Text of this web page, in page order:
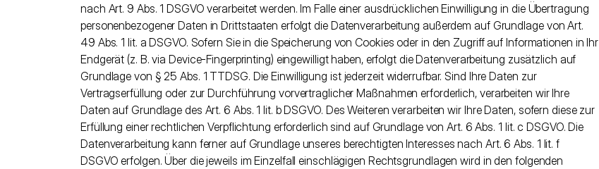
nach Art. 9 Abs. 1 DSGVO verarbeitet werden. Im Falle einer ausdrücklichen Einwilligung in die Übertragung
personenbezogener Daten in Drittstaaten erfolgt die Datenverarbeitung außerdem auf Grundlage von Art.
49 Abs. 1 lit. a DSGVO. Sofern Sie in die Speicherung von Cookies oder in den Zugriff auf Informationen in Ihr
Endgerät (z. B. via Device-Fingerprinting) eingewilligt haben, erfolgt die Datenverarbeitung zusätzlich auf
Grundlage von § 25 Abs. 1 TTDSG. Die Einwilligung ist jederzeit widerrufbar. Sind Ihre Daten zur
Vertragserfüllung oder zur Durchführung vorvertraglicher Maßnahmen erforderlich, verarbeiten wir Ihre
Daten auf Grundlage des Art. 6 Abs. 1 lit. b DSGVO. Des Weiteren verarbeiten wir Ihre Daten, sofern diese zur
Erfüllung einer rechtlichen Verpflichtung erforderlich sind auf Grundlage von Art. 6 Abs. 1 lit. c DSGVO. Die
Datenverarbeitung kann ferner auf Grundlage unseres berechtigten Interesses nach Art. 6 Abs. 1 lit. f
DSGVO erfolgen. Über die jeweils im Einzelfall einschlägigen Rechtsgrundlagen wird in den folgenden